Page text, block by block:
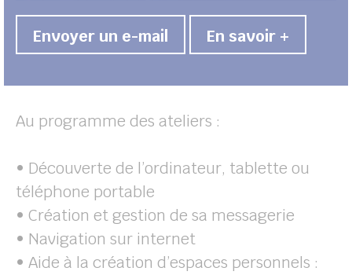
Envoyer un e-mail En savoir +
Au programme des ateliers :
• Découverte de l’ordinateur, tablette ou
téléphone portable
• Création et gestion de sa messagerie
• Navigation sur internet
• Aide à la création d’espaces personnels :